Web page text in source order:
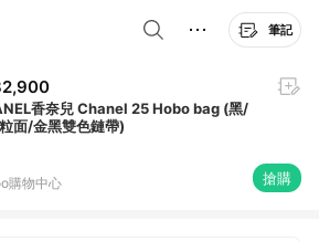
筆記
香奈兒 Chanel 25 Hobo bag (黑/
面/金黑雙色鏈帶)
購物中心 搶購